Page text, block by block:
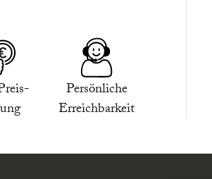
Persönliche
Erreichbarkeit